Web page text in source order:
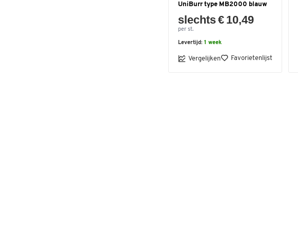
UniBurr type MB2000 blauw
slechts € 10,49
per st.
Levertijd: 1 week
Vergelijken Favorietenlijst